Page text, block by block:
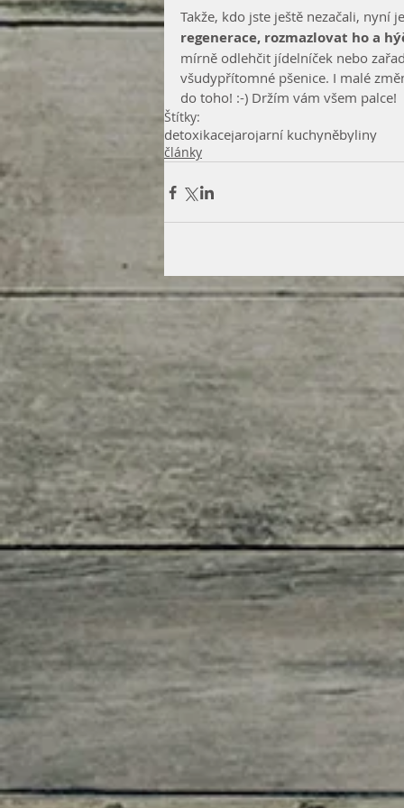
Takže, kdo jste ještě nezačali, nyní
regenerace, rozmazlovat ho a
mírně odlehčit jídelníček nebo
všudypřítomné pšenice. I malé
do toho! :-) Držím vám všem palce!
Štítky:
detoxikacejarojarní kuchyněbyliny
články